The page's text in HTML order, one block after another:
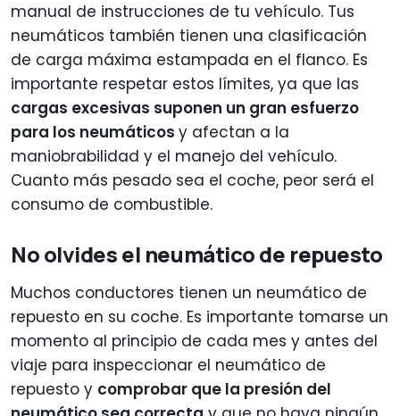
manual de instrucciones de tu vehículo. Tus
neumáticos también tienen una clasificación
de carga máxima estampada en el flanco. Es
importante respetar estos límites, ya que las
cargas excesivas suponen un gran esfuerzo
para los neumáticos y afectan a la
maniobrabilidad y el manejo del vehículo.
Cuanto más pesado sea el coche, peor será el
consumo de combustible.
No olvides el neumático de repuesto
Muchos conductores tienen un neumático de
repuesto en su coche. Es importante tomarse un
momento al principio de cada mes y antes del
viaje para inspeccionar el neumático de
repuesto y comprobar que la presión del